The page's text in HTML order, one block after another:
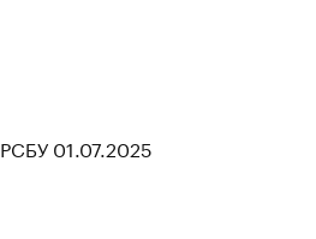
РСБУ 01.07.2025